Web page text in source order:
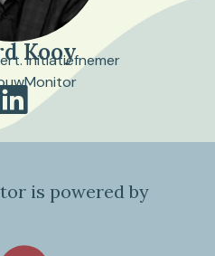
Kooy
Initiatiefnemer
is powered by